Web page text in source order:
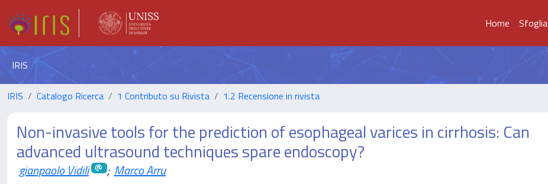
Home Sfoglia
IRIS
IRIS Catalogo Ricerca 1 Contributo su Rivista 1.2 Recensione in rivista
Non-invasive tools for the prediction of esophageal varices in cirrhosis: Can
advanced ultrasound techniques spare endoscopy?
gianpaolo Vidili ; Marco Arru